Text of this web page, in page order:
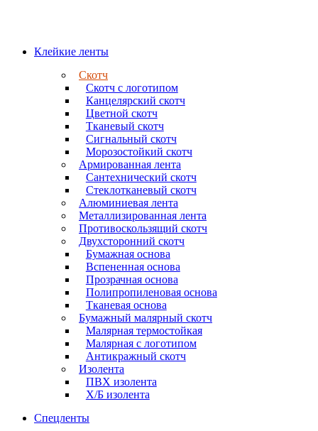
Клейкие ленты
Скотч
Скотч с логотипом
Канцелярский скотч
Цветной скотч
Тканевый скотч
Сигнальный скотч
Морозостойкий скотч
Армированная лента
Сантехнический скотч
Стеклотканевый скотч
Алюминиевая лента
Металлизированная лента
Противоскользящий скотч
Двухсторонний скотч
Бумажная основа
Вспененная основа
Прозрачная основа
Полипропиленовая основа
Тканевая основа
Бумажный малярный скотч
Малярная термостойкая
Малярная с логотипом
Антикражный скотч
Изолента
ПВХ изолента
Х/Б изолента
Спецленты